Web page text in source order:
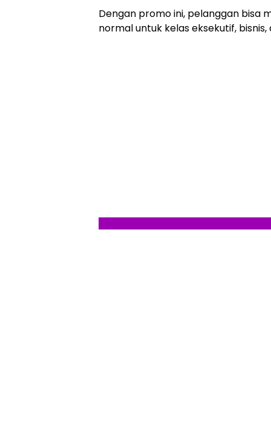
Dengan promo ini, pelanggan bisa
normal untuk kelas eksekutif, bisnis,